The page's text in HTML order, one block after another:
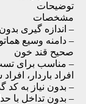
توضیحات
مشخصات
– اندازه گیری
صحیح قند خون
– مناسب برای
افراد باردار،
– بدون نیاز به کد
– بدون تداخل با حداقل 61 دارو و ترکیبات شایع